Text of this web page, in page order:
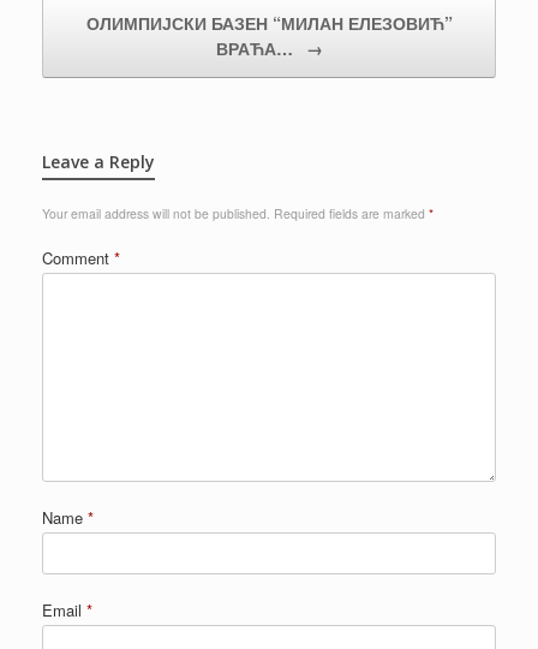
ОЛИМПИЈСКИ БАЗЕН “МИЛАН ЕЛЕЗОВИЋ”
ВРАЋА…
→
Leave a Reply
Your email address will not be published. Required fields are marked *
Comment *
Name *
Email *